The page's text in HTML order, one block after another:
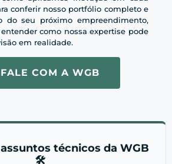
conferir nosso portfólio completo e
do seu próximo empreendimento,
entender como nossa expertise pode
em realidade.
FALE COM A WGB
técnicos da WGB
🛠️